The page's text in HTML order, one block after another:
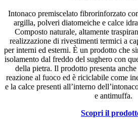
Intonaco premiscelato fibrorinforzato
argilla, polveri diatomeiche e calce
Composto naturale, altamente
realizzazione di rivestimenti termici a
per interni ed esterni. È un prodotto che
isolamento dal freddo del sughero con
della pietra. Il prodotto presenta
reazione al fuoco ed è riciclabile come
e la calce presenti all’interno
e antimuffa.
Scopri il